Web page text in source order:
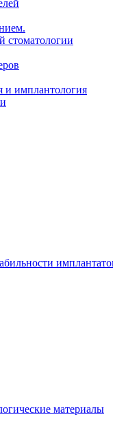
стоматологии
и имплантология
материалы